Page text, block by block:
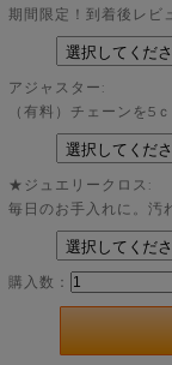
期間限定！到着後レビ
アジャスター:
（有料）チェーンを5
★ジュエリークロス:
毎日のお手入れに。汚
購入数：